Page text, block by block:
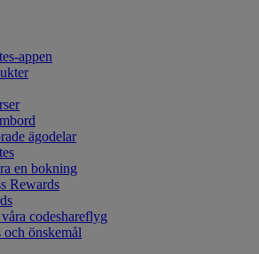
appen
ägodelar
en bokning
Rewards
codeshareflyg
och önskemål